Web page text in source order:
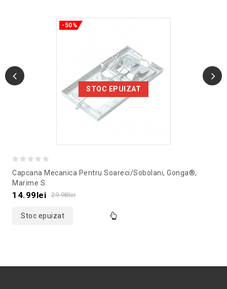
STOC EPUIZAT
-50%
out
of
Capcana Mecanica Pentru Soareci/sobolani, Gonga®,
Marime S
29.98lei
14.99lei
Stoc epuizat